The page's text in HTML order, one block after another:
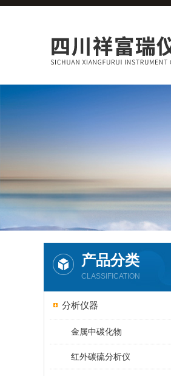
产品分类
CLASSIFICATION
分析仪器
金属中碳化物
红外碳硫分析仪